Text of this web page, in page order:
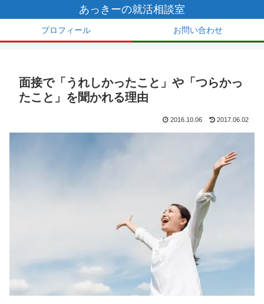
あっきーの就活相談室
プロフィール お問い合わせ
面接で「うれしかったこと」や「つらかっ
たこと」を聞かれる理由
2016.10.06 2017.06.02